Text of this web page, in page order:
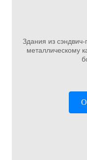
Здания из
металлическому